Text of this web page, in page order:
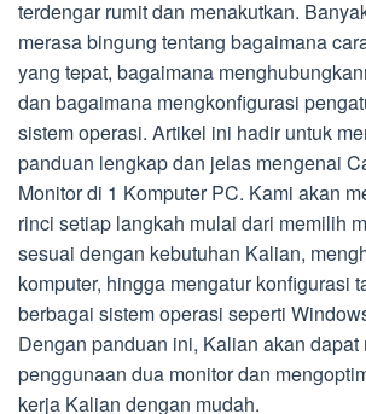
terdengar rumit dan menakutkan.
merasa bingung tentang bagaimana
yang tepat, bagaimana
dan bagaimana mengkonfigurasi
sistem operasi. Artikel ini hadir untuk
panduan lengkap dan jelas mengenai
Monitor di 1 Komputer PC. Kami akan
rinci setiap langkah mulai dari memilih
sesuai dengan kebutuhan Kalian,
komputer, hingga mengatur konfigurasi
berbagai sistem operasi seperti
Dengan panduan ini, Kalian akan dapat
penggunaan dua monitor dan
kerja Kalian dengan mudah.